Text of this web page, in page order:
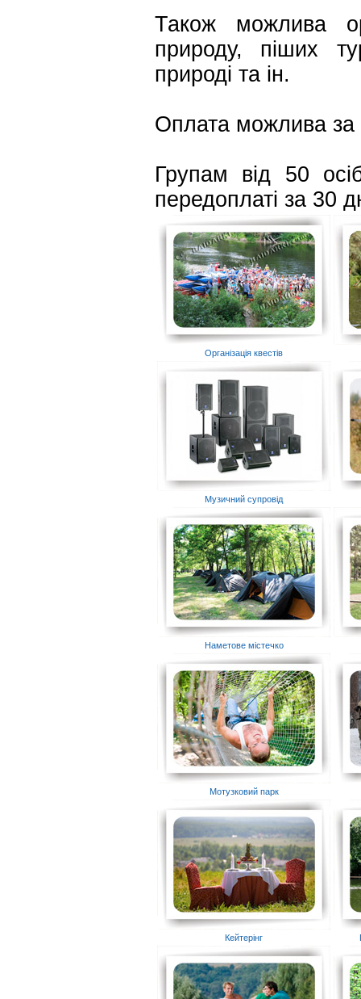
Також можлива
природу, піших
природі та ін.
Оплата можлива за
Групам від 50
передоплаті за 30
Організація квестів
Музичний супровід
Наметове містечко
Мотузковий парк
Кейтерінг